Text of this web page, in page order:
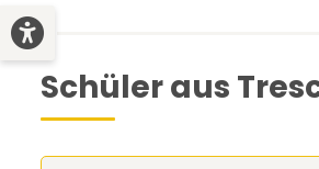
Schüler aus